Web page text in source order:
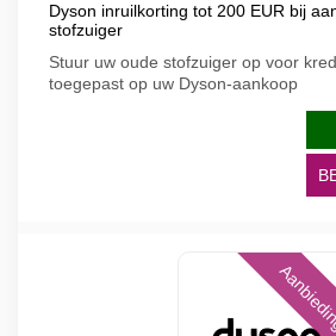
Dyson inruilkorting tot 200 EUR bij
stofzuiger
Stuur uw oude stofzuiger op voor
toegepast op uw Dyson-aankoop